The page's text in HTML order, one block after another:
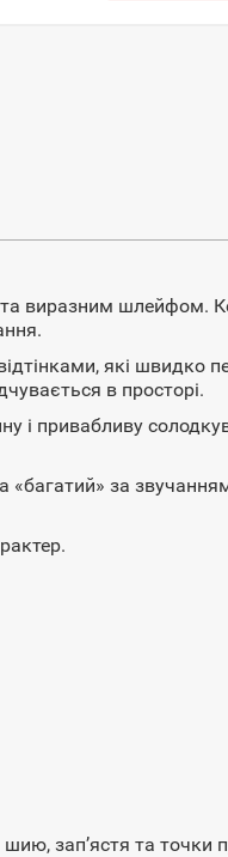
виразним шлейфом.
які швидко
в просторі.
і привабливу
за
зап’ястя та точки